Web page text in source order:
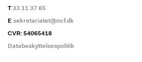
T 33 11 37 65
E sekretariatet@ncf.dk
CVR: 54065418
Databeskyttelsespolitik